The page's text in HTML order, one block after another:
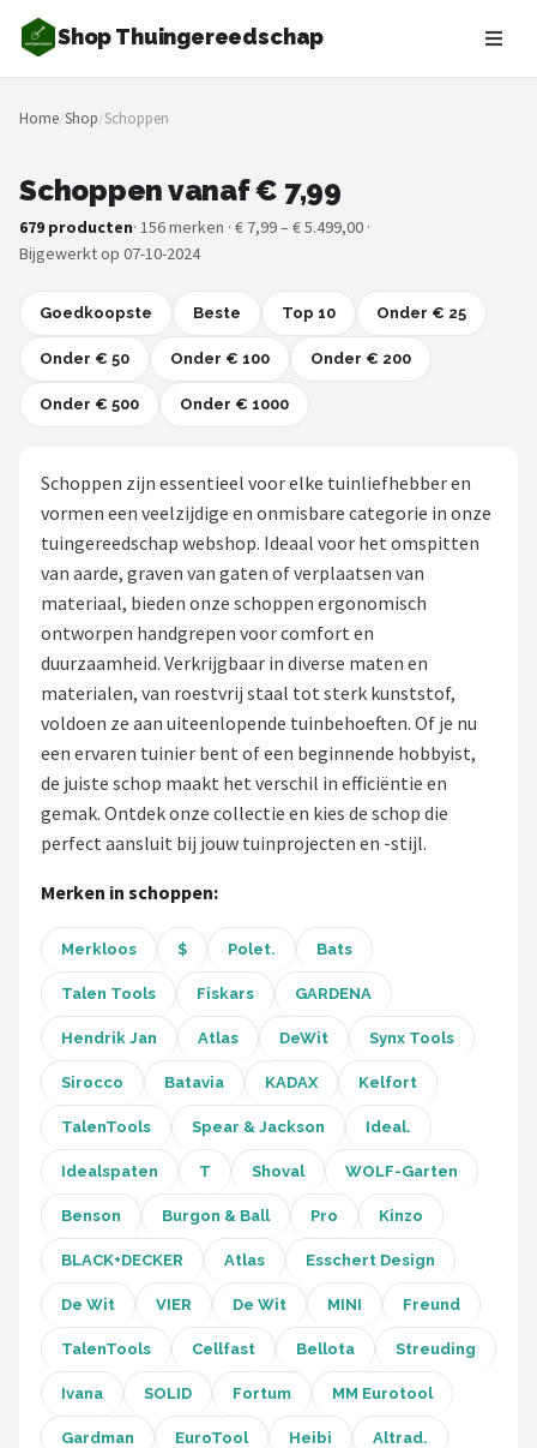
Shop Thuingereedschap
Zoeken
NAVIGATIE
Merken
Blog
Borderplanten
Grasmaaiers
Grastrimmers
Onkruidbranders
Shop
To the South
GARDENA
Talen Tools
Husqvarna
Bosch
WORX
Einhell
Synx Tools
Fiskars
Home/Shop/Schoppen
Schoppen vanaf € 7,99
679 producten· 156 merken · € 7,99 – € 5.499,00 ·
Bijgewerkt op 07-10-2024
Goedkoopste Beste Top 10 Onder € 25
Onder € 50 Onder € 100 Onder € 200
Onder € 500 Onder € 1000
Schoppen zijn essentieel voor elke tuinliefhebber en
vormen een veelzijdige en onmisbare categorie in onze
tuingereedschap webshop. Ideaal voor het omspitten
van aarde, graven van gaten of verplaatsen van
materiaal, bieden onze schoppen ergonomisch
ontworpen handgrepen voor comfort en
duurzaamheid. Verkrijgbaar in diverse maten en
materialen, van roestvrij staal tot sterk kunststof,
voldoen ze aan uiteenlopende tuinbehoeften. Of je nu
een ervaren tuinier bent of een beginnende hobbyist,
de juiste schop maakt het verschil in efficiëntie en
gemak. Ontdek onze collectie en kies de schop die
perfect aansluit bij jouw tuinprojecten en -stijl.
Merken in schoppen:
Merkloos $ Polet. Bats
Talen Tools Fiskars GARDENA
Hendrik Jan Atlas DeWit Synx Tools
Sirocco Batavia KADAX Kelfort
TalenTools Spear & Jackson Ideal.
Idealspaten T Shoval WOLF-Garten
Benson Burgon & Ball Pro Kinzo
BLACK+DECKER Atlas Esschert Design
De Wit VIER De Wit MINI Freund
TalenTools Cellfast Bellota Streuding
Ivana SOLID Fortum MM Eurotool
Gardman EuroTool Heibi Altrad.